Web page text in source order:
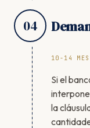
04
10-14
Si el
la